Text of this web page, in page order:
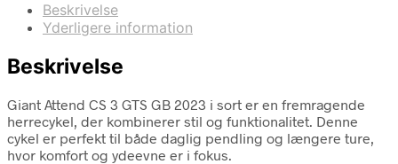
Beskrivelse
Yderligere information
Beskrivelse
Giant Attend CS 3 GTS GB 2023 i sort er en fremragende
herrecykel, der kombinerer stil og funktionalitet. Denne
cykel er perfekt til både daglig pendling og længere ture,
hvor komfort og ydeevne er i fokus.